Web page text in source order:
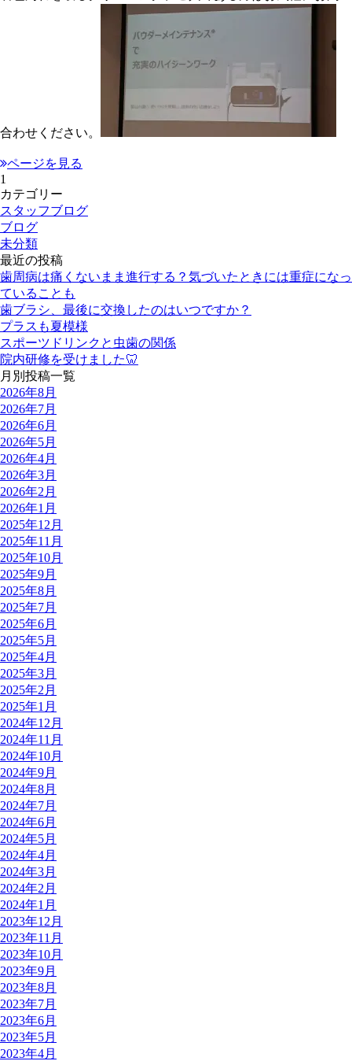
合わせください。
ページを見る
1
カテゴリー
スタッフブログ
ブログ
未分類
最近の投稿
歯周病は痛くないまま進行する？気づいたときには重症になっ
ていることも
歯ブラシ、最後に交換したのはいつですか？
プラスも夏模様
スポーツドリンクと虫歯の関係
院内研修を受けました🦷
月別投稿一覧
2026年8月
2026年7月
2026年6月
2026年5月
2026年4月
2026年3月
2026年2月
2026年1月
2025年12月
2025年11月
2025年10月
2025年9月
2025年8月
2025年7月
2025年6月
2025年5月
2025年4月
2025年3月
2025年2月
2025年1月
2024年12月
2024年11月
2024年10月
2024年9月
2024年8月
2024年7月
2024年6月
2024年5月
2024年4月
2024年3月
2024年2月
2024年1月
2023年12月
2023年11月
2023年10月
2023年9月
2023年8月
2023年7月
2023年6月
2023年5月
2023年4月